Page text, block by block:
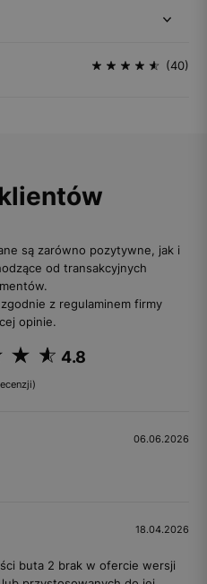
(40)
są zarówno pozytywne, jak i
od transakcyjnych
z regulaminem firmy
opinie.
4.8
06.06.2026
18.04.2026
buta 2 brak w ofercie wersji